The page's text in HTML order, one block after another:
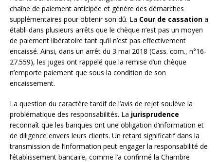
chaîne de paiement anticipée et génère des démarches
supplémentaires pour obtenir son dû. La Cour de cassation a
établi dans plusieurs arrêts que le chèque n’est pas un moyen
de paiement libératoire tant qu’il n’est pas effectivement
encaissé. Ainsi, dans un arrêt du 3 mai 2018 (Cass. com., n°16-
27.559), les juges ont rappelé que la remise d’un chèque
n’emporte paiement que sous la condition de son
encaissement.
La question du caractère tardif de l’avis de rejet soulève la
problématique des responsabilités. La jurisprudence
reconnaît que les banques ont une obligation d’information et
de diligence envers leurs clients. Un retard significatif dans la
transmission de l’information peut engager la responsabilité de
l’établissement bancaire, comme l’a confirmé la Chambre